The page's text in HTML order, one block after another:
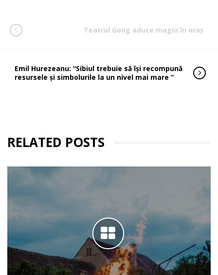
Teatrul Gong aduce magia în oraș
Emil Hurezeanu: “Sibiul trebuie să își recompună
resursele și simbolurile la un nivel mai mare ”
RELATED POSTS